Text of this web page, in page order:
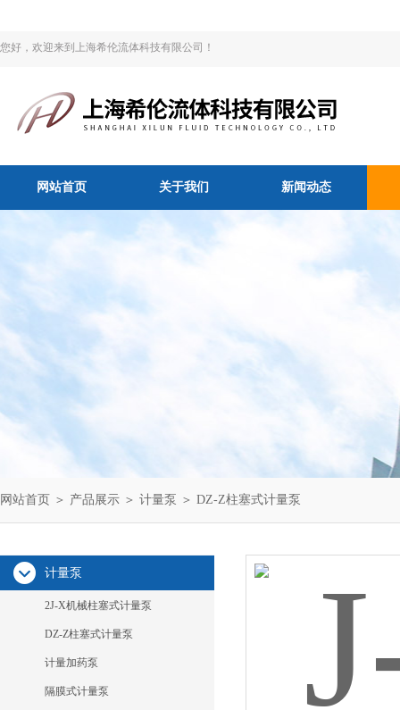
您好，欢迎来到上海希伦流体科技有限公司！
网站首页 关于我们 新闻动态
网站首页 ＞ 产品展示 ＞ 计量泵 ＞ DZ-Z柱塞式计量泵
计量泵
2J-X机械柱塞式计量泵
DZ-Z柱塞式计量泵
计量加药泵
隔膜式计量泵